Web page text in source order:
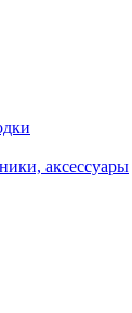
аксессуары